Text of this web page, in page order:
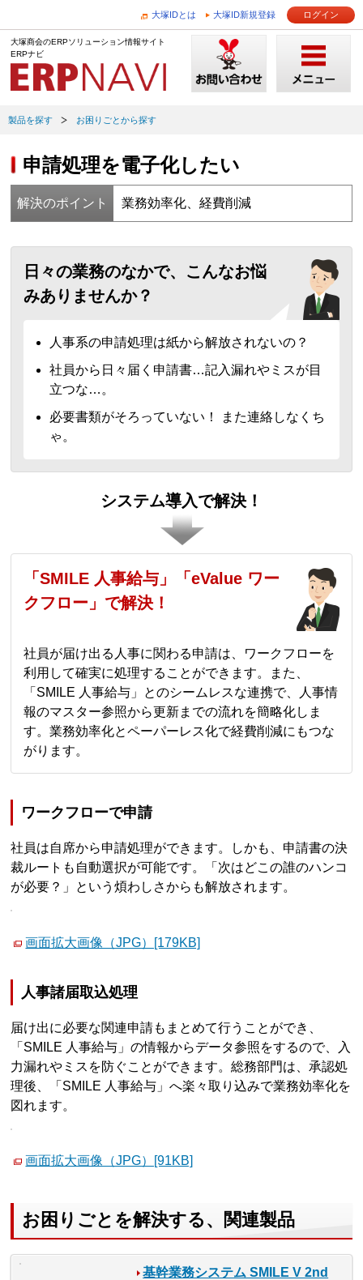
大塚IDとは 大塚ID新規登録 ログイン
大塚商会のERPソリューション情報サイト
ERPナビ
製品を探す お困りごとから探す
申請処理を電子化したい
解決のポイント 業務効率化、経費削減
日々の業務のなかで、こんなお悩
みありませんか？
人事系の申請処理は紙から解放されないの？
社員から日々届く申請書…記入漏れやミスが目
立つな…。
必要書類がそろっていない！ また連絡しなくち
ゃ。
システム導入で解決！
「SMILE 人事給与」「eValue ワー
クフロー」で解決！
社員が届け出る人事に関わる申請は、ワークフローを
利用して確実に処理することができます。また、
「SMILE 人事給与」とのシームレスな連携で、人事情
報のマスター参照から更新までの流れを簡略化しま
す。業務効率化とペーパーレス化で経費削減にもつな
がります。
ワークフローで申請
社員は自席から申請処理ができます。しかも、申請書の決
裁ルートも自動選択が可能です。「次はどこの誰のハンコ
が必要？」という煩わしさからも解放されます。
画面拡大画像（JPG）[179KB]
人事諸届取込処理
届け出に必要な関連申請もまとめて行うことができ、
「SMILE 人事給与」の情報からデータ参照をするので、入
力漏れやミスを防ぐことができます。総務部門は、承認処
理後、「SMILE 人事給与」へ楽々取り込みで業務効率化を
図れます。
画面拡大画像（JPG）[91KB]
お困りごとを解決する、関連製品
基幹業務システム SMILE V 2nd